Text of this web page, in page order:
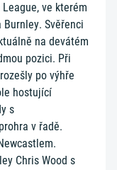
ve kterém
Svěřenci
na devátém
pozici. Při
po výhře
hostující
s
v řadě.
Chris Wood s